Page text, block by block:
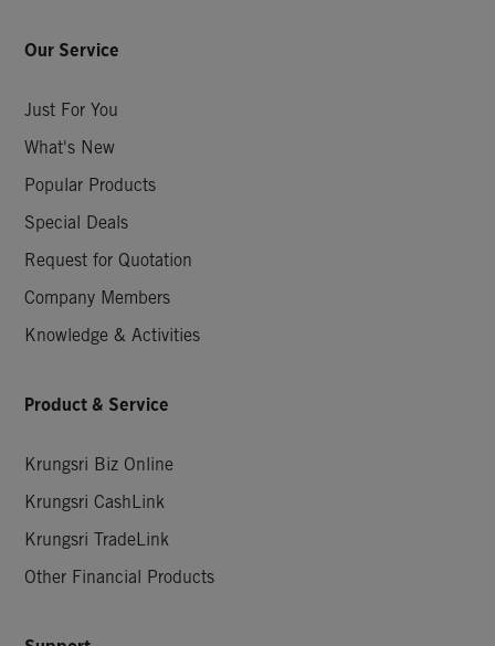
Our Service
Just For You
What's New
Popular Products
Special Deals
Request for Quotation
Company Members
Knowledge & Activities
Product & Service
Krungsri Biz Online
Krungsri CashLink
Krungsri TradeLink
Other Financial Products